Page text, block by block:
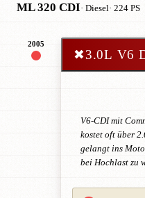
ML 320 CDI· Diesel· 224 PS
2005
✖3.0L V6
V6-CDI mit
kostet oft über
gelangt ins
bei Hochlast zu